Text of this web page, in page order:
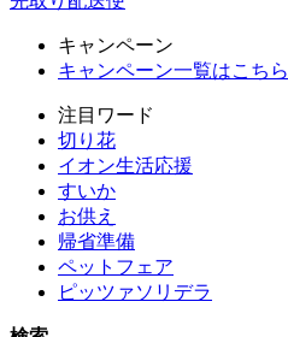
キャンペーン
キャンペーン一覧はこちら
注目ワード
切り花
イオン生活応援
すいか
お供え
帰省準備
ペットフェア
ピッツァソリデラ